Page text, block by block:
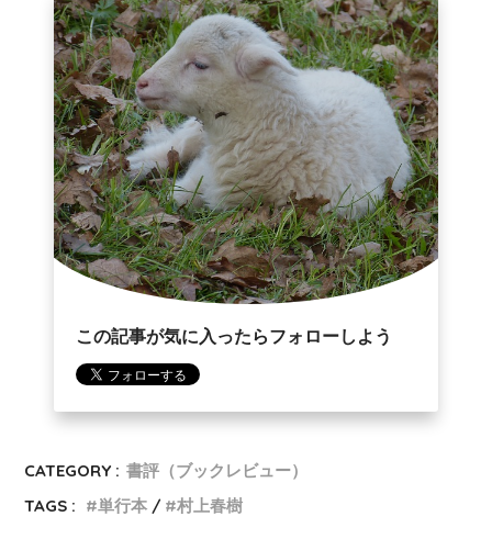
この記事が気に入ったらフォローしよう
CATEGORY : 書評（ブックレビュー）
TAGS :
単行本 村上春樹